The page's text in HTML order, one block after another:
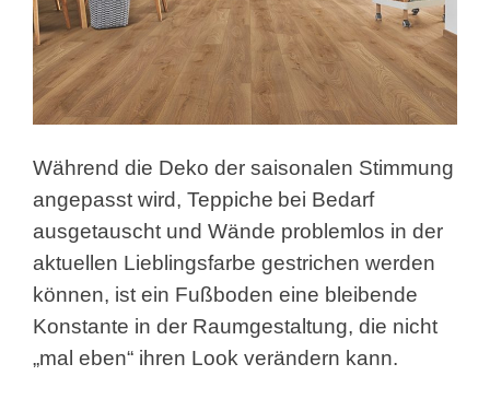
Während die Deko der saisonalen Stimmung
angepasst wird, Teppiche bei Bedarf
ausgetauscht und Wände problemlos in der
aktuellen Lieblingsfarbe gestrichen werden
können, ist ein Fußboden eine bleibende
Konstante in der Raumgestaltung, die nicht
„mal eben“ ihren Look verändern kann.